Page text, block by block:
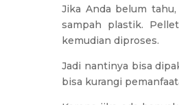
Jika Anda belum
sampah plastik.
kemudian diproses.
Jadi nantinya bisa
bisa kurangi